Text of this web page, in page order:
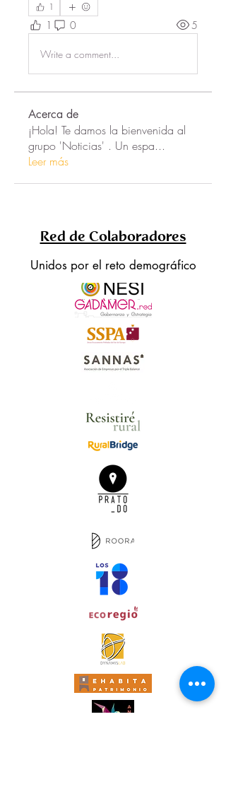
1
1 0 5
Write a comment...
Acerca de
¡Hola! Te damos la bienvenida al
grupo 'Noticias' . Un espa...
Leer más
Red de Colaboradores
Unidos por el reto demográfico